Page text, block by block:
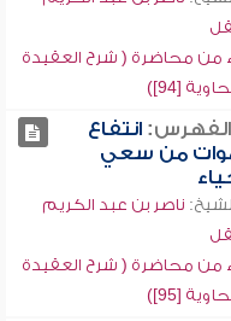
من محاضرة ( شرح العقيدة
[94])
الفهرس:انتفاع
من سعي
ناصر بن عبد الكريم
من محاضرة ( شرح العقيدة
[95])